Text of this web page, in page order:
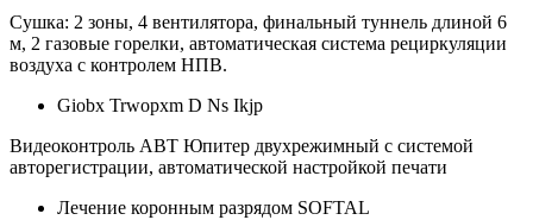
Сушка: 2 зоны, 4 вентилятора, финальный туннель длиной 6
м, 2 газовые горелки, автоматическая система рециркуляции
воздуха с контролем НПВ.
Giobx Trwopxm D Ns Ikjp
Видеоконтроль АВТ Юпитер двухрежимный с системой
авторегистрации, автоматической настройкой печати
Лечение коронным разрядом SOFTAL